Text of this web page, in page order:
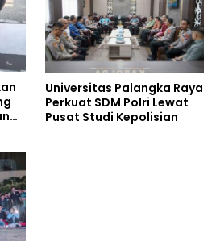
Universitas Palangka Raya
Perkuat SDM Polri Lewat
Pusat Studi Kepolisian